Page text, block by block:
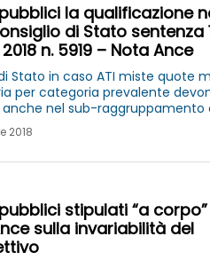
la qualificazione
di Stato sentenza
n. 5919 – Nota Ance
Stato in caso ATI miste quote
per categoria prevalente
nel sub-raggruppamento
in caso errata indicazione quote
2018
stipulati “a corpo”
sulla invariabilità del